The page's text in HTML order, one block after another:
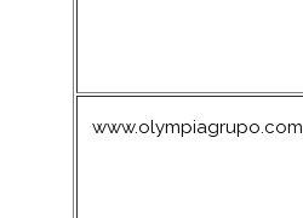
www.olympiagrupo.com